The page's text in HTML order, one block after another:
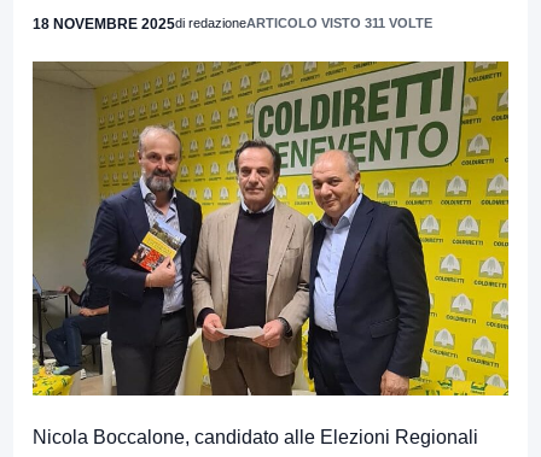
18 NOVEMBRE 2025di redazioneARTICOLO VISTO 311 VOLTE
Nicola Boccalone, candidato alle Elezioni Regionali